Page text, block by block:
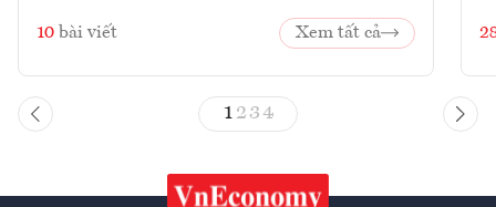
10 bài viết Xem tất cả
1 23 4